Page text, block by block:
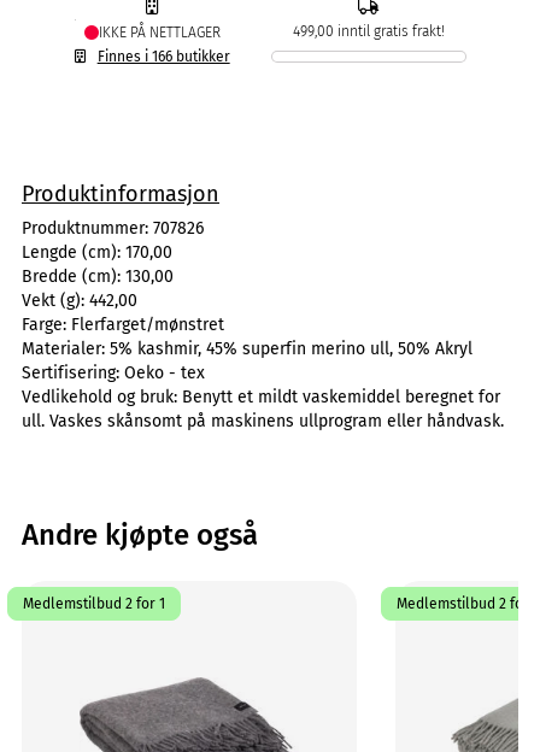
IKKE PÅ NETTLAGER
Finnes i 166 butikker
499,00 inntil gratis frakt!
Produktinformasjon
Produktnummer: 707826
Lengde (cm): 170,00
Bredde (cm): 130,00
Vekt (g): 442,00
Farge: Flerfarget/mønstret
Materialer: 5% kashmir, 45% superfin merino ull, 50% Akryl
Sertifisering: Oeko - tex
Vedlikehold og bruk: Benytt et mildt vaskemiddel beregnet for
ull. Vaskes skånsomt på maskinens ullprogram eller håndvask.
Andre kjøpte også
Medlemstilbud 2 for 1 Medlemstilbud 2 for 1